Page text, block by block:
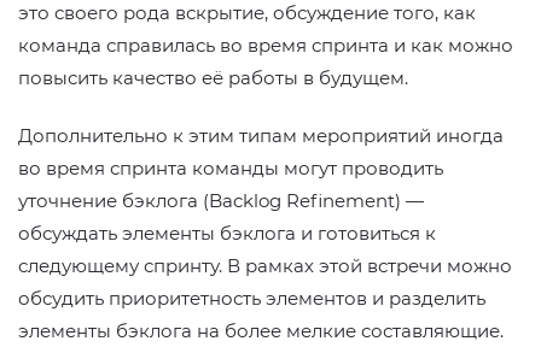
это своего рода вскрытие, обсуждение того, как
команда справилась во время спринта и как можно
повысить качество её работы в будущем.
Дополнительно к этим типам мероприятий иногда
во время спринта команды могут проводить
уточнение бэклога (Backlog Refinement) —
обсуждать элементы бэклога и готовиться к
следующему спринту. В рамках этой встречи можно
обсудить приоритетность элементов и разделить
элементы бэклога на более мелкие составляющие.